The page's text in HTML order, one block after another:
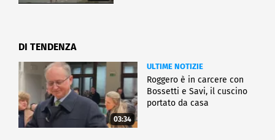
DI TENDENZA
03:34
ULTIME NOTIZIE
Roggero è in carcere con
Bossetti e Savi, il cuscino
portato da casa